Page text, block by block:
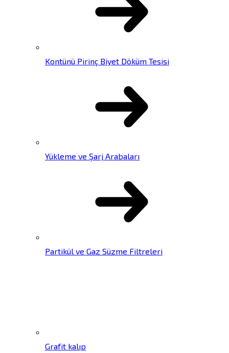
Kontünü Pirinç Biyet Döküm Tesisi
Yükleme ve Şarj Arabaları
Partikül ve Gaz Süzme Filtreleri
Grafit kalıp